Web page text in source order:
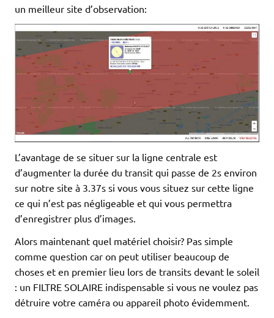
un meilleur site d’observation:
L’avantage de se situer sur la ligne centrale est
d’augmenter la durée du transit qui passe de 2s environ
sur notre site à 3.37s si vous vous situez sur cette ligne
ce qui n’est pas négligeable et qui vous permettra
d’enregistrer plus d’images.
Alors maintenant quel matériel choisir? Pas simple
comme question car on peut utiliser beaucoup de
choses et en premier lieu lors de transits devant le soleil
: un FILTRE SOLAIRE indispensable si vous ne voulez pas
détruire votre caméra ou appareil photo évidemment.